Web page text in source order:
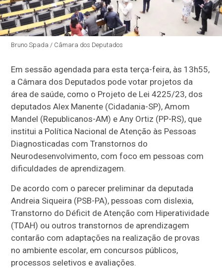
Bruno Spada / Câmara dos Deputados
Em sessão agendada para esta terça-feira, às 13h55,
a Câmara dos Deputados pode votar projetos da
área de saúde, como o Projeto de Lei 4225/23, dos
deputados Alex Manente (Cidadania-SP), Amom
Mandel (Republicanos-AM) e Any Ortiz (PP-RS), que
institui a Política Nacional de Atenção às Pessoas
Diagnosticadas com Transtornos do
Neurodesenvolvimento, com foco em pessoas com
dificuldades de aprendizagem.
De acordo com o parecer preliminar da deputada
Andreia Siqueira (PSB-PA), pessoas com dislexia,
Transtorno do Déficit de Atenção com Hiperatividade
(TDAH) ou outros transtornos de aprendizagem
contarão com adaptações na realização de provas
no ambiente escolar, em concursos públicos,
processos seletivos e avaliações.